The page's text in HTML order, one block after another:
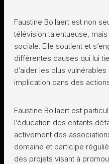
Faustine Bollaert est non
télévision talentueuse,
sociale. Elle soutient et
différentes causes qui lui
d’aider les plus
implication dans des
Faustine Bollaert est
l’éducation des enfants
activement des
domaine et participe
des projets visant à